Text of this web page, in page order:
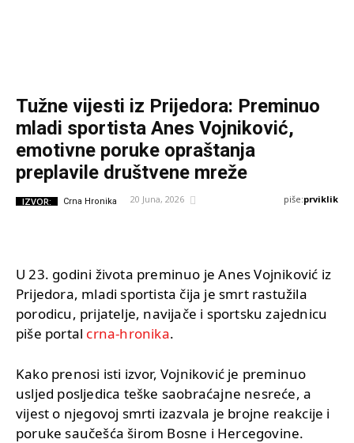
Tužne vijesti iz Prijedora: Preminuo
mladi sportista Anes Vojniković,
emotivne poruke opraštanja
preplavile društvene mreže
IZVOR: Crna Hronika 20 Juna, 2026 piše:prviklik
U 23. godini života preminuo je Anes Vojniković iz
Prijedora, mladi sportista čija je smrt rastužila
porodicu, prijatelje, navijače i sportsku zajednicu
piše portal crna-hronika.
Kako prenosi isti izvor, Vojniković je preminuo
usljed posljedica teške saobraćajne nesreće, a
vijest o njegovoj smrti izazvala je brojne reakcije i
poruke saučešća širom Bosne i Hercegovine.